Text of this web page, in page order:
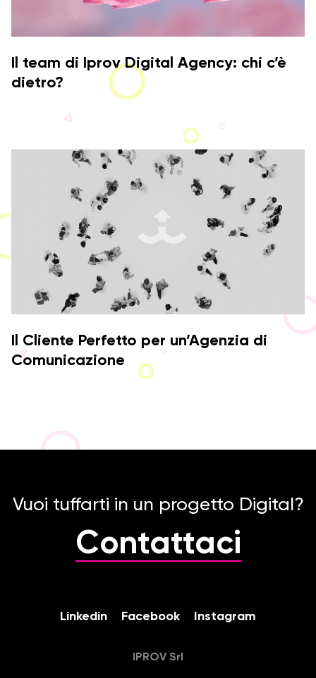
Il team di Iprov Digital Agency: chi c’è
dietro?
Il Cliente Perfetto per un’Agenzia di
Comunicazione
Vuoi tuffarti in un progetto Digital?
Contattaci
Linkedin Facebook Instagram
IPROV Srl